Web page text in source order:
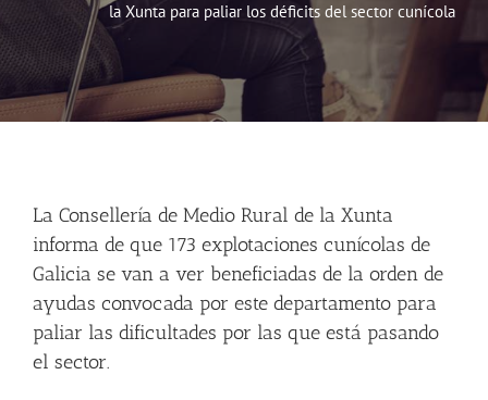
Contactar
WooCommerce My Account
la Xunta para paliar los déficits del sector cunícola
La Consellería de Medio Rural de la Xunta
informa de que 173 explotaciones cunícolas de
Galicia se van a ver beneficiadas de la orden de
ayudas convocada por este departamento para
paliar las dificultades por las que está pasando
el sector.